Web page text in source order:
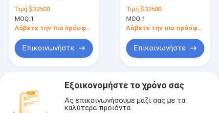
2/4WD 5 θυρών 7
θέσεων Κίνα SUV
Αυτοκίνητα
SUV υβριδικά
αυτοκίνητα
στην Κίνα
Τιμή:$32500
MOQ:1
Λάβετε την πιο πρόσφατη τιμή
Επικοινωνήστε
κίνηση 5 πόρτες 7
θέσεις Στυλ SUV Νέα
αυτοκίνητα
Τιμή:$32500
MOQ:1
Λάβετε την πιο πρόσφατη τιμή
Επικοινωνήστε
Εξοικονομήστε το χρόνο σας
Ας επικοινωνήσουμε μαζί σας με τα
καλύτερα προϊόντα.